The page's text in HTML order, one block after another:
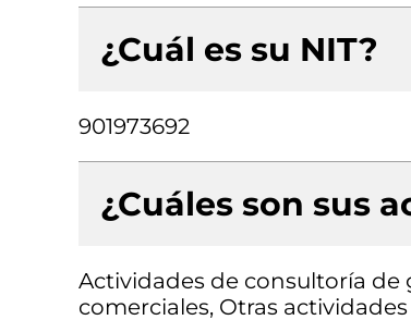
¿Cuál es su NIT?
901973692
¿Cuáles son sus
Actividades de consultoría de
comerciales, Otras